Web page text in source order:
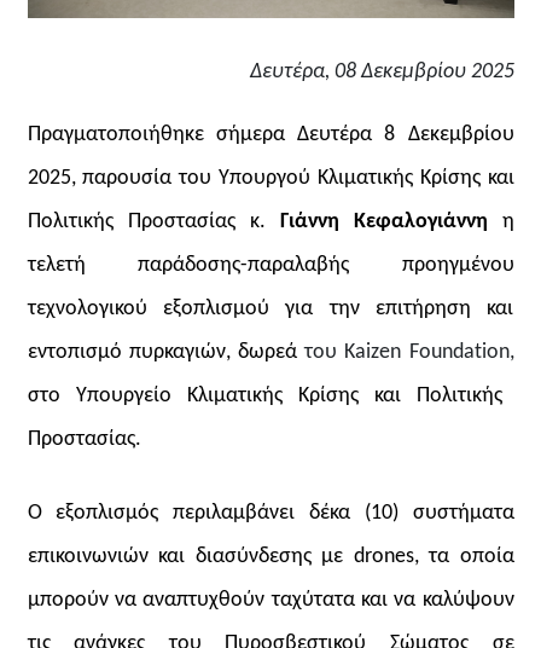
Δευτέρα, 08 Δεκεμβρίου 2025
Πραγματοποιήθηκε σήμερα Δευτέρα 8 Δεκεμβρίου
2025, παρουσία του Υπουργού Κλιματικής Κρίσης και
Πολιτικής Προστασίας κ.
Γιάννη Κεφαλογιάννη η
τελετή παράδοσης-παραλαβής προηγμένου
τεχνολογικού εξοπλισμού για την επιτήρηση και
εντοπισμό πυρκαγιών, δωρεάτου Kaizen Foundation,
στο Υπουργείο Κλιματικής Κρίσης και Πολιτικής
Προστασίας.
Ο εξοπλισμός περιλαμβάνει δέκα (10) συστήματα
επικοινωνιών και διασύνδεσης με drones, τα οποία
μπορούν να αναπτυχθούν ταχύτατα και να καλύψουν
τις ανάγκες του Πυροσβεστικού Σώματος σε